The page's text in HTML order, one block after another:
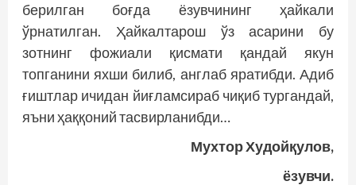
берилган боғда ёзувчининг ҳайкали
ўрнатилган. Ҳайкалтарош ўз асарини бу
зотнинг фожиали қисмати қандай якун
топганини яхши билиб, англаб яратибди. Адиб
ғиштлар ичидан йиғламсираб чиқиб тургандай,
яъни ҳаққоний тасвирланибди…
Мухтор Худойқулов,
ёзувчи.